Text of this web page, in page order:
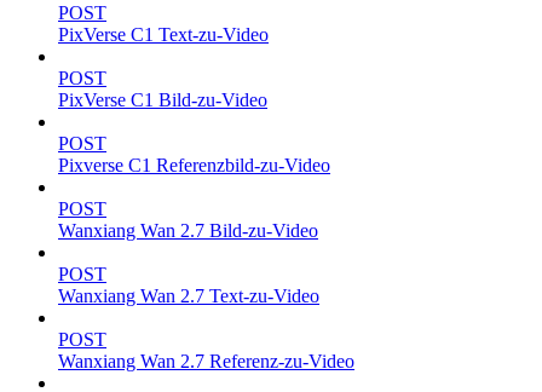
POST
PixVerse C1 Text-zu-Video
POST
PixVerse C1 Bild-zu-Video
POST
Pixverse C1 Referenzbild-zu-Video
POST
Wanxiang Wan 2.7 Bild-zu-Video
POST
Wanxiang Wan 2.7 Text-zu-Video
POST
Wanxiang Wan 2.7 Referenz-zu-Video